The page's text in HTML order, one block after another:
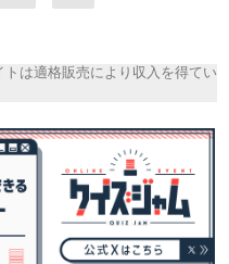
は適格販売により収入を得てい